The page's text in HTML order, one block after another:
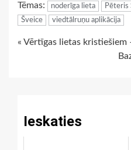
Tēmas: noderīga lieta Pēteris
Šveice
viedtālruņu aplikācija
Continue
« Vērtīgas lietas kristiešiem
Ieskaties